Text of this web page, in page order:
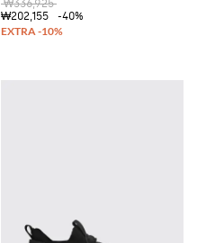
₩336,925
₩202,155
-40%